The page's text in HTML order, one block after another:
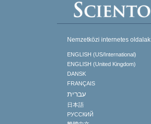
Nemzetközi internetes oldalak
ENGLISH (US/International)
ENGLISH (United Kingdom)
DANSK
FRANÇAIS
עברית
日本語
РУССКИЙ